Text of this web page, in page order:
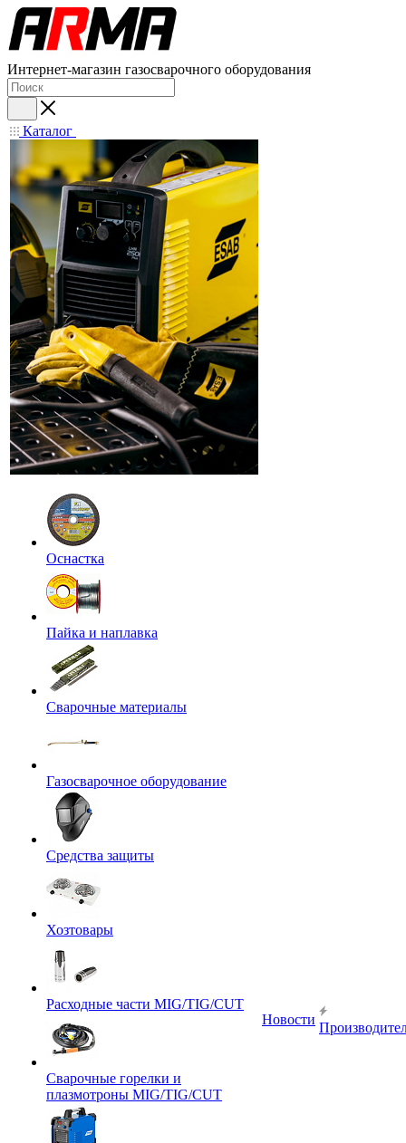
Интернет-магазин газосварочного оборудования
Каталог
Оснастка
Пайка и наплавка
Сварочные материалы
Газосварочное оборудование
Средства защиты
Хозтовары
Расходные части MIG/TIG/CUT
Сварочные горелки и
плазмотроны MIG/TIG/CUT
Новости